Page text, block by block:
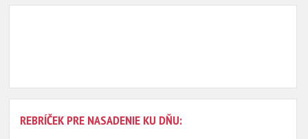
REBRÍČEK PRE NASADENIE KU DŇU: